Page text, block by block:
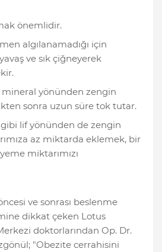
önemlidir.
algılanamadığı için
ve sık çiğneyerek
mineral yönünden zengin
sonra uzun süre tok tutar.
lif yönünden de zengin
az miktarda eklemek, bir
miktarımızı
ve sonrası beslenme
dikkat çeken Lotus
doktorlarından Op. Dr.
"Obezite cerrahisini